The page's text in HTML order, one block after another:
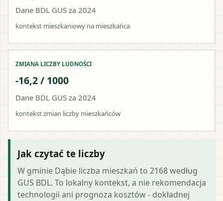
Dane BDL GUS za 2024
kontekst mieszkaniowy na mieszkańca
ZMIANA LICZBY LUDNOŚCI
-16,2 / 1000
Dane BDL GUS za 2024
kontekst zmian liczby mieszkańców
Jak czytać te liczby
W gminie Dąbie liczba mieszkań to 2168 według
GUS BDL. To lokalny kontekst, a nie rekomendacja
technologii ani prognoza kosztów - dokładnej